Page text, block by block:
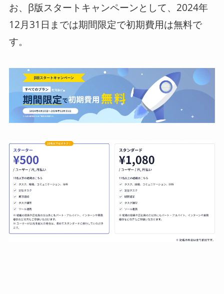
お、β版スタートキャンペーンとして、2024年
12月31日までは期間限定で初期費用は無料で
す。